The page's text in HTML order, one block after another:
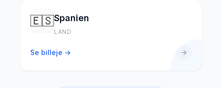
🇪🇸Spanien
LAND
Se billeje →